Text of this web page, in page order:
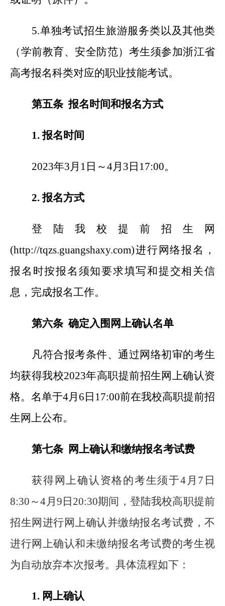
5.单独考试招生旅游服务类以及其他类
（学前教育、安全防范）考生须参加浙江省
高考报名科类对应的职业技能考试。
第五条 报名时间和报名方式
1.报名时间
2023年3月1日～4月3日17:00。
2.报名方式
登陆我校提前招生网
(http://tqzs.guangshaxy.com)进行网络报名，
报名时按报名须知要求填写和提交相关信
息，完成报名工作。
第六条 确定入围网上确认名单
凡符合报考条件、通过网络初审的考生
均获得我校2023年高职提前招生网上确认资
格。名单于4月6日17:00前在我校高职提前招
生网上公布。
第七条 网上确认和缴纳报名考试费
获得网上确认资格的考生须于4月7日
8:30～4月9日20:30期间，登陆我校高职提前
招生网进行网上确认并缴纳报名考试费，不
进行网上确认和未缴纳报名考试费的考生视
为自动放弃本次报考。具体流程如下：
1. 网上确认